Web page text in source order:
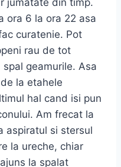
jumatate din timp.
ora 6 la ora 22 asa
curatenie. Pot
rau de tot
geamurile. Asa
la etahele
hal cand isi pun
Am frecat la
aspiratul si stersul
la ureche, chiar
la spalat